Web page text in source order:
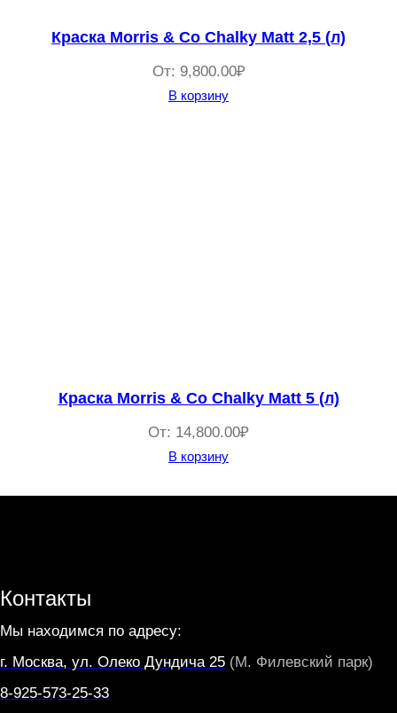
Краска Morris & Co Chalky Matt 2,5 (л)
От: 9,800.00₽
В корзину
Краска Morris & Co Chalky Matt 5 (л)
От: 14,800.00₽
В корзину
Контакты
Мы находимся по адресу:
г. Москва, ул. Олеко Дундича 25 (М. Филевский парк)
8-925-573-25-33